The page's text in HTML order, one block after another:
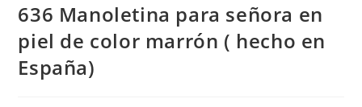
636 Manoletina para señora en
piel de color marrón ( hecho en
España)